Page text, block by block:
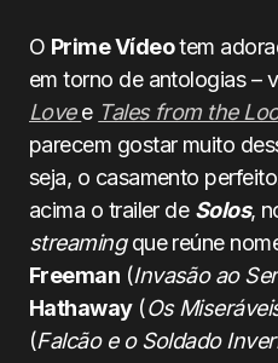
O Prime Vídeotem
em torno de antologias –
Lovee Tales from the
parecem gostar muito
seja, o casamento
acima o trailer de Solos,
streamingque reúne
Freeman (Invasão ao
Hathaway(Os
(Falcão e o Soldado